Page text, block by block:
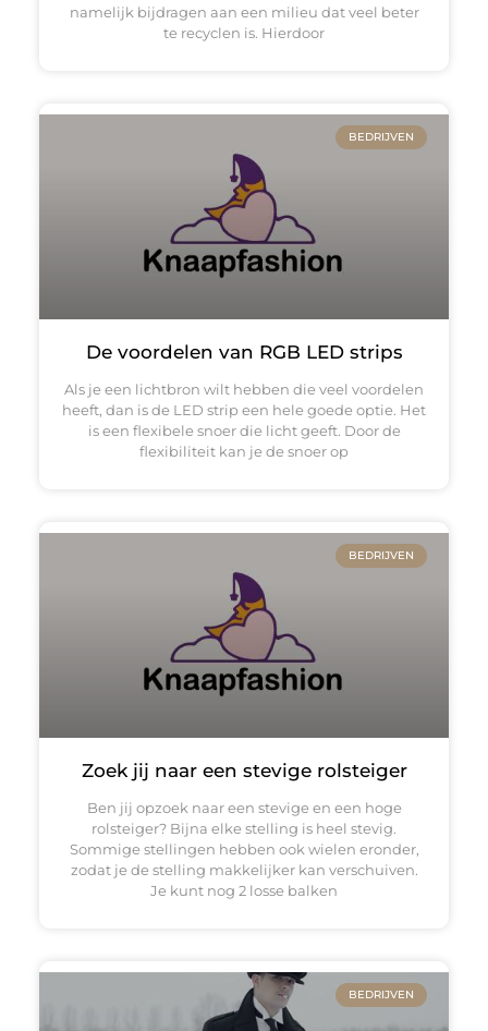
namelijk bijdragen aan een milieu dat veel beter
te recyclen is. Hierdoor
BEDRIJVEN
De voordelen van RGB LED strips
Als je een lichtbron wilt hebben die veel voordelen
heeft, dan is de LED strip een hele goede optie. Het
is een flexibele snoer die licht geeft. Door de
flexibiliteit kan je de snoer op
BEDRIJVEN
Zoek jij naar een stevige rolsteiger
Ben jij opzoek naar een stevige en een hoge
rolsteiger? Bijna elke stelling is heel stevig.
Sommige stellingen hebben ook wielen eronder,
zodat je de stelling makkelijker kan verschuiven.
Je kunt nog 2 losse balken
BEDRIJVEN